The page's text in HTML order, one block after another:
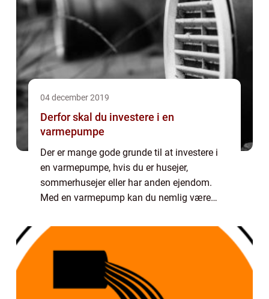
04 december 2019
Derfor skal du investere i en
varmepumpe
Der er mange gode grunde til at investere i
en varmepumpe, hvis du er husejer,
sommerhusejer eller har anden ejendom.
Med en varmepump kan du nemlig være
hvilket er noget de fleste vil kunne nyd...